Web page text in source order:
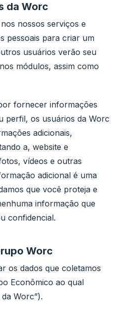
da Worc
nossos serviços e
pessoais para criar um
usuários verão seu
módulos, assim como
fornecer informações
perfil, os usuários da Worc
adicionais,
a, website e
vídeos e outras
adicional é uma
que você proteja e
informação que
confidencial.
Worc
os dados que coletamos
Econômico ao qual
Worc”).